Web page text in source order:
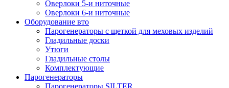
Оверлоки 5-и ниточные
Оверлоки 6-и ниточные
Оборудование вто
Парогенераторы с щеткой для меховых изделий
Гладильные доски
Утюги
Гладильные столы
Комплектующие
Парогенераторы